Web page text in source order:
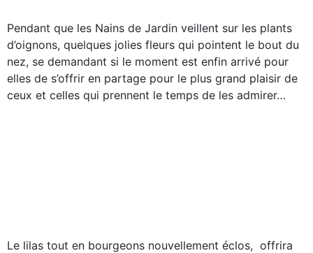
Pendant que les Nains de Jardin veillent sur les plants
d’oignons, quelques jolies fleurs qui pointent le bout du
nez, se demandant si le moment est enfin arrivé pour
elles de s’offrir en partage pour le plus grand plaisir de
ceux et celles qui prennent le temps de les admirer…
Le lilas tout en bourgeons nouvellement éclos, offrira